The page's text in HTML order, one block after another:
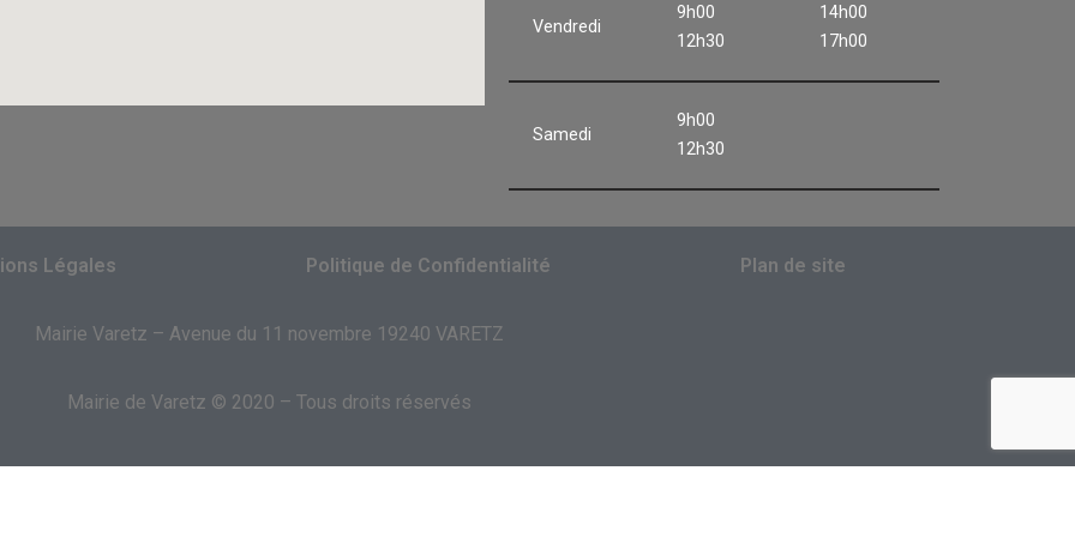
Vendredi
9h00
12h30
14h00
17h00
Samedi
9h00
12h30
Légales Politique de Confidentialité Plan de site
Mairie Varetz – Avenue du 11 novembre 19240 VARETZ
Mairie de Varetz © 2020 – Tous droits réservés